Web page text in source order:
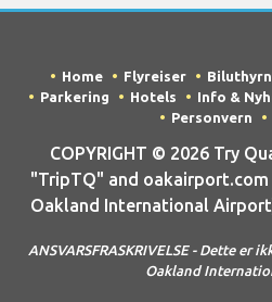
Home Flyreiser
Parkering
Hotels Info &
Personvern
COPYRIGHT © 2026 Try
"TripTQ" and
Oakland International
ANSVARSFRASKRIVELSE - Dette
Oakland